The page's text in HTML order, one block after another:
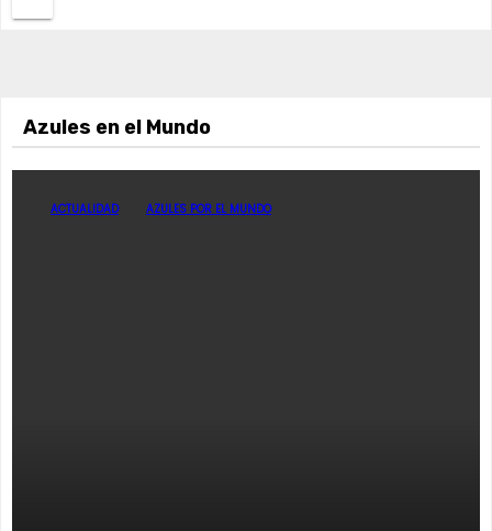
Azules en el Mundo
ACTUALIDAD AZULES POR EL MUNDO